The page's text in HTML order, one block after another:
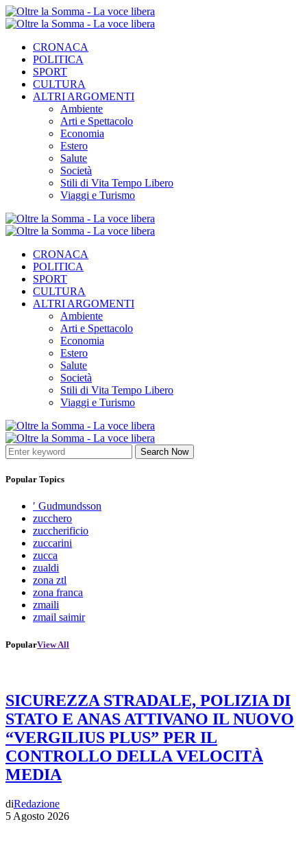
CRONACA
POLITICA
SPORT
CULTURA
ALTRI ARGOMENTI
Ambiente
Arti e Spettacolo
Economia
Estero
Salute
Società
Stili di Vita Tempo Libero
Viaggi e Turismo
CRONACA
POLITICA
SPORT
CULTURA
ALTRI ARGOMENTI
Ambiente
Arti e Spettacolo
Economia
Estero
Salute
Società
Stili di Vita Tempo Libero
Viaggi e Turismo
Search Now
Popular Topics
′ Gudmundsson
zucchero
zuccherificio
zuccarini
zucca
zualdi
zona ztl
zona franca
zmaili
zmail saimir
PopularView All
SICUREZZA STRADALE, POLIZIA DI
STATO E ANAS ATTIVANO IL NUOVO
“VERGILIUS PLUS” PER IL
CONTROLLO DELLA VELOCITÀ
MEDIA
diRedazione
5 Agosto 2026